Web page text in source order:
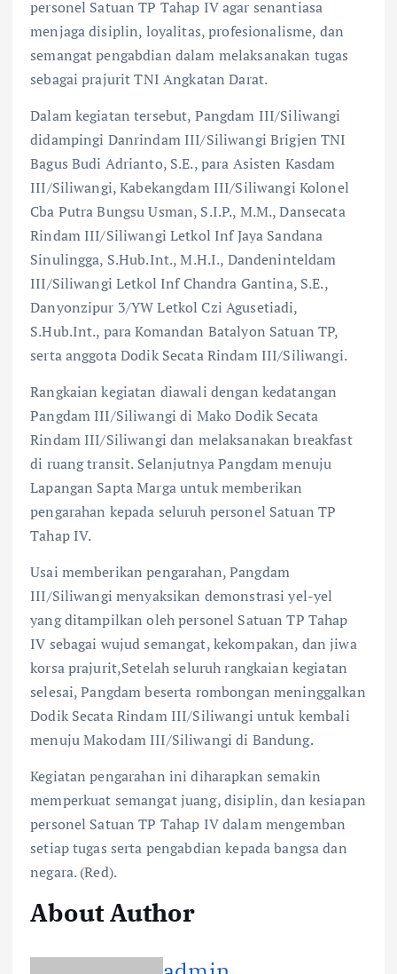
personel Satuan TP Tahap IV agar senantiasa
menjaga disiplin, loyalitas, profesionalisme, dan
semangat pengabdian dalam melaksanakan tugas
sebagai prajurit TNI Angkatan Darat.
Dalam kegiatan tersebut, Pangdam III/Siliwangi
didampingi Danrindam III/Siliwangi Brigjen TNI
Bagus Budi Adrianto, S.E., para Asisten Kasdam
III/Siliwangi, Kabekangdam III/Siliwangi Kolonel
Cba Putra Bungsu Usman, S.I.P., M.M., Dansecata
Rindam III/Siliwangi Letkol Inf Jaya Sandana
Sinulingga, S.Hub.Int., M.H.I., Dandeninteldam
III/Siliwangi Letkol Inf Chandra Gantina, S.E.,
Danyonzipur 3/YW Letkol Czi Agusetiadi,
S.Hub.Int., para Komandan Batalyon Satuan TP,
serta anggota Dodik Secata Rindam III/Siliwangi.
Rangkaian kegiatan diawali dengan kedatangan
Pangdam III/Siliwangi di Mako Dodik Secata
Rindam III/Siliwangi dan melaksanakan breakfast
di ruang transit. Selanjutnya Pangdam menuju
Lapangan Sapta Marga untuk memberikan
pengarahan kepada seluruh personel Satuan TP
Tahap IV.
Usai memberikan pengarahan, Pangdam
III/Siliwangi menyaksikan demonstrasi yel-yel
yang ditampilkan oleh personel Satuan TP Tahap
IV sebagai wujud semangat, kekompakan, dan jiwa
korsa prajurit,Setelah seluruh rangkaian kegiatan
selesai, Pangdam beserta rombongan meninggalkan
Dodik Secata Rindam III/Siliwangi untuk kembali
menuju Makodam III/Siliwangi di Bandung.
Kegiatan pengarahan ini diharapkan semakin
memperkuat semangat juang, disiplin, dan kesiapan
personel Satuan TP Tahap IV dalam mengemban
setiap tugas serta pengabdian kepada bangsa dan
negara. (Red).
About Author